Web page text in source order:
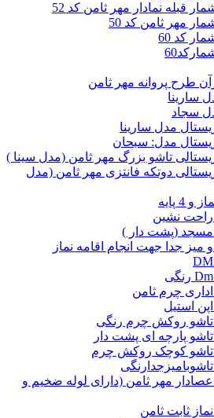
قبله نمادار مهر ثامن کد 52
مهر ثامن کد 50
کد 60
طرح پروانه مهر ثامن
سارینا
سجاد
مدل سارینا
مدل: سبحان
تاشو بزرگ مهر ثامن (مدل سینا )
دوتکه فانتزی مهر ثامن (مدل
4 پایه
نشين
(پشت دار )
ميز جدا جهت انجام اقامه نماز
چرم ثامن
استیل
روکش چرم رنگی
پارچه ای پشت دار
کوچک روکش چرم
مهر ثامن (دارای لوله ضخیم و
ثابت ثامن